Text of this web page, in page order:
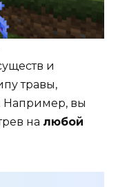
и
травы,
Например, вы
на любой